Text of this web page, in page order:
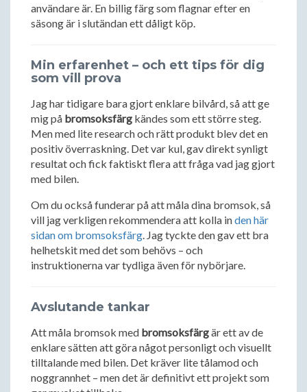
användare är. En billig färg som flagnar efter en
säsong är i slutändan ett dåligt köp.
Min erfarenhet – och ett tips för dig
som vill prova
Jag har tidigare bara gjort enklare bilvård, så att ge
mig på bromsoksfärg kändes som ett större steg.
Men med lite research och rätt produkt blev det en
positiv överraskning. Det var kul, gav direkt synligt
resultat och fick faktiskt flera att fråga vad jag gjort
med bilen.
Om du också funderar på att måla dina bromsok, så
vill jag verkligen rekommendera att kolla inden här
sidan om bromsoksfärg . Jag tyckte den gav ett bra
helhetskit med det som behövs – och
instruktionerna var tydliga även för nybörjare.
Avslutande tankar
Att måla bromsok med bromsoksfärgär ett av de
enklare sätten att göra något personligt och visuellt
tilltalande med bilen. Det kräver lite tålamod och
noggrannhet – men det är definitivt ett projekt som